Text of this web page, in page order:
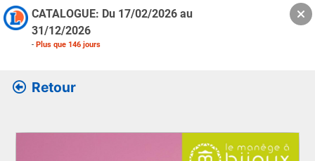
CATALOGUE: Du 17/02/2026 au
31/12/2026
- Plus que 146 jours
Retour